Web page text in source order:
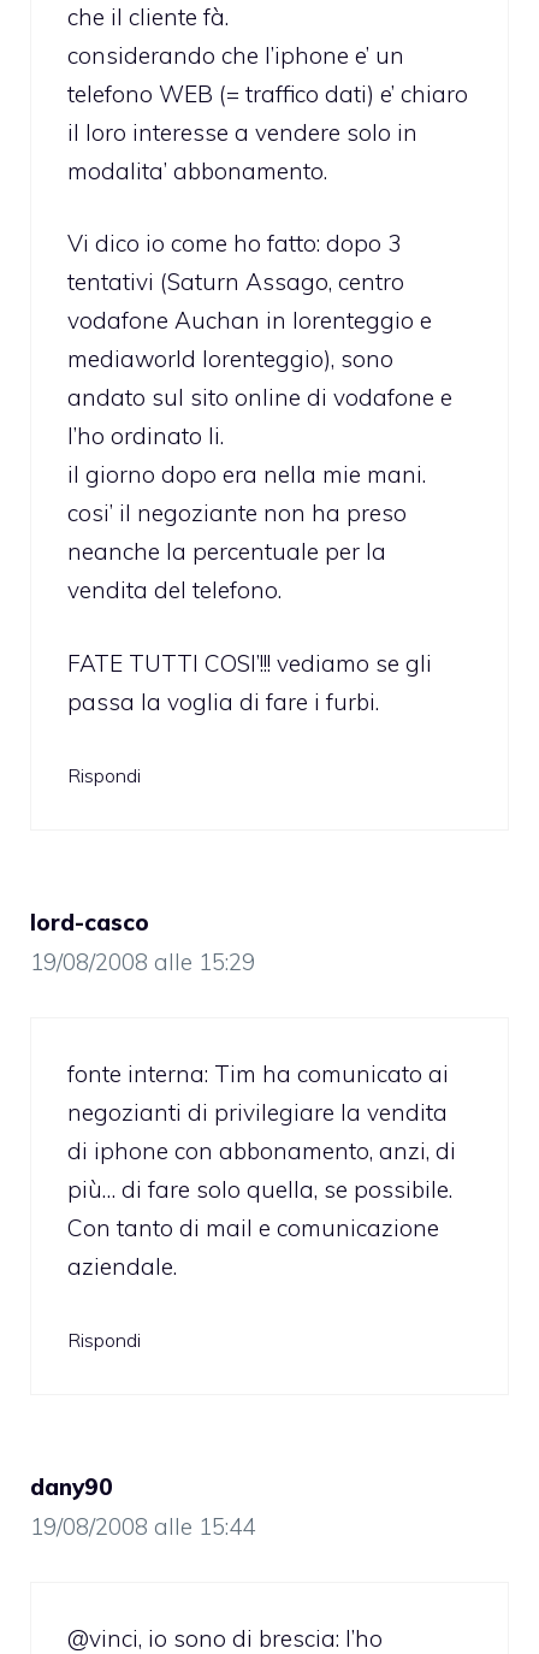
che il cliente fà.
considerando che l’iphone e’ un
telefono WEB (= traffico dati) e’ chiaro
il loro interesse a vendere solo in
modalita’ abbonamento.
Vi dico io come ho fatto: dopo 3
tentativi (Saturn Assago, centro
vodafone Auchan in lorenteggio e
mediaworld lorenteggio), sono
andato sul sito online di vodafone e
l’ho ordinato li.
il giorno dopo era nella mie mani.
cosi’ il negoziante non ha preso
neanche la percentuale per la
vendita del telefono.
FATE TUTTI COSI’!!! vediamo se gli
passa la voglia di fare i furbi.
Rispondi
lord-casco
19/08/2008 alle 15:29
fonte interna: Tim ha comunicato ai
negozianti di privilegiare la vendita
di iphone con abbonamento, anzi, di
più… di fare solo quella, se possibile.
Con tanto di mail e comunicazione
aziendale.
Rispondi
dany90
19/08/2008 alle 15:44
@vinci, io sono di brescia: l’ho